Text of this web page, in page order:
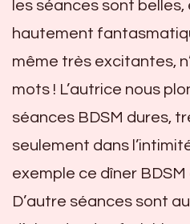
les séances sont
hautement
même très excitantes,
mots ! L’autrice nous
séances BDSM dures,
seulement dans
exemple ce dîner BDSM
D’autre séances sont